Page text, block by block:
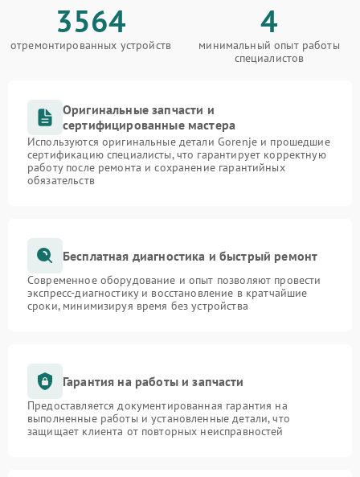
3564
отремонтированных устройств
4
минимальный опыт работы
специалистов
Оригинальные запчасти и
сертифицированные мастера
Используются оригинальные детали Gorenje и прошедшие
сертификацию специалисты, что гарантирует корректную
работу после ремонта и сохранение гарантийных
обязательств
Бесплатная диагностика и быстрый ремонт
Современное оборудование и опыт позволяют провести
экспресс-диагностику и восстановление в кратчайшие
сроки, минимизируя время без устройства
Гарантия на работы и запчасти
Предоставляется документированная гарантия на
выполненные работы и установленные детали, что
защищает клиента от повторных неисправностей